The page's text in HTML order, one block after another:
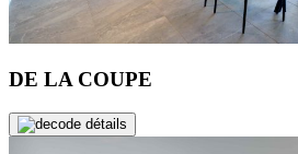
DE LA COUPE
de détails